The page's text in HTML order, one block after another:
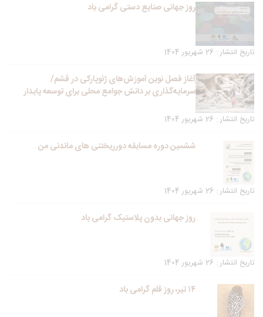
روز جهانی صنایع دستی گرامی باد
تاریخ انتشار : 26 شهریور 1404
آغاز فصل نوین آموزش‌های ژئوپارکی در قشم/
سرمایه‌گذاری بر دانش جوامع محلی برای توسعه پایدار
تاریخ انتشار : 26 شهریور 1404
ششمین دوره مسابقه دورریختنی های ماندنی من
تاریخ انتشار : 26 شهریور 1404
روز جهانی بدون پلاستیک گرامی باد
تاریخ انتشار : 26 شهریور 1404
۱۴ تیر، روز قلم گرامی باد